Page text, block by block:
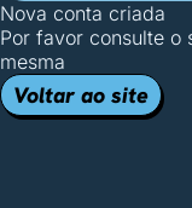
Nova conta criada
Por favor consulte o
mesma
Voltar ao site